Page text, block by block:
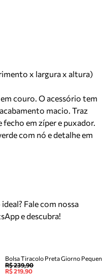
x largura x altura)
couro. O acessório tem
macio. Traz
fecho em zíper e puxador.
com nó e detalhe em
Fale com nossa
e descubra!
Bolsa Tiracolo Preta Giorno
R$ 239,90
R$ 219,90